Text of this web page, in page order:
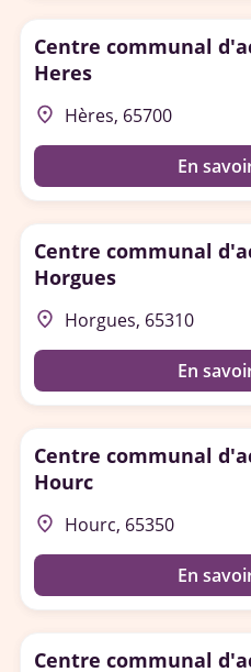
Centre communal
Heres
place Hères, 65700
En
Centre communal
Horgues
place Horgues, 65310
En
Centre communal
Hourc
place Hourc, 65350
En
Centre communal